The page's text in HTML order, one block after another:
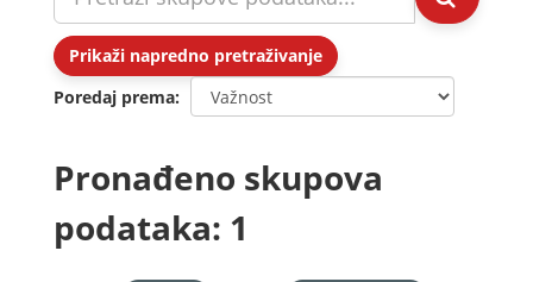
Prikaži napredno pretraživanje
Poredaj prema
Pronađeno skupova
podataka: 1